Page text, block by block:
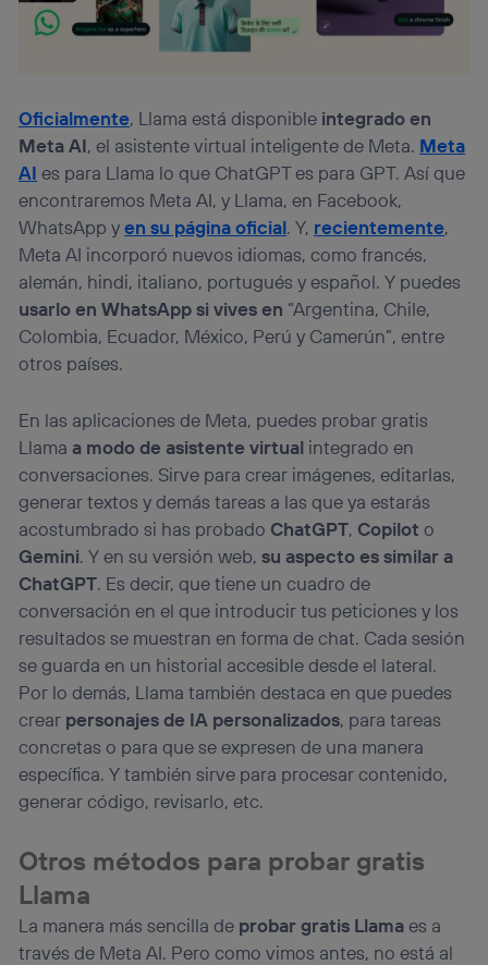
Oficialmente, Llama está disponible integrado en
Meta AI, el asistente virtual inteligente de Meta. Meta
AI es para Llama lo que ChatGPT es para GPT. Así que
encontraremos Meta AI, y Llama, en Facebook,
WhatsApp yen su página oficial. Y, recientemente,
Meta AI incorporó nuevos idiomas, como francés,
alemán, hindi, italiano, portugués y español. Y puedes
usarlo en WhatsApp si vives en “Argentina, Chile,
Colombia, Ecuador, México, Perú y Camerún”, entre
otros países.
En las aplicaciones de Meta, puedes probar gratis
Llama a modo de asistente virtual integrado en
conversaciones. Sirve para crear imágenes, editarlas,
generar textos y demás tareas a las que ya estarás
acostumbrado si has probado ChatGPT, Copilot o
Gemini. Y en su versión web,su aspecto es similar a
ChatGPT. Es decir, que tiene un cuadro de
conversación en el que introducir tus peticiones y los
resultados se muestran en forma de chat. Cada sesión
se guarda en un historial accesible desde el lateral.
Por lo demás, Llama también destaca en que puedes
crear personajes de IA personalizados, para tareas
concretas o para que se expresen de una manera
específica. Y también sirve para procesar contenido,
generar código, revisarlo, etc.
Otros métodos para probar gratis
Llama
La manera más sencilla de probar gratis Llamaes a
través de Meta AI. Pero como vimos antes, no está al